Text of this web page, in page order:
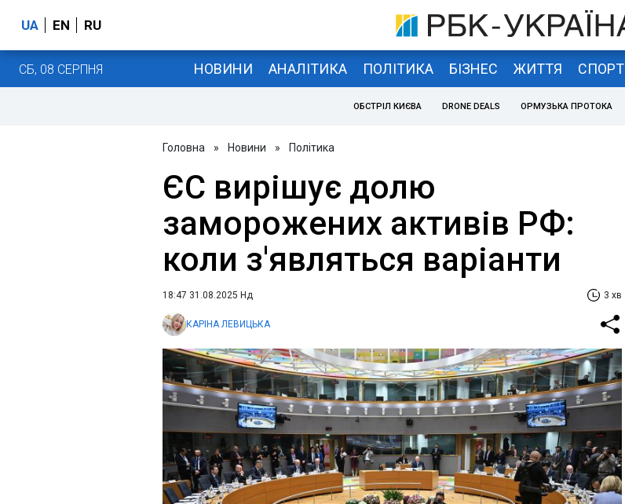
UA EN RU
СБ, 08 СЕРПНЯ НОВИНИ АНАЛІТИКА ПОЛІТИКА БІЗНЕС ЖИТТЯ СПОРТ
ОБСТРІЛ КИЄВА DRONE DEALS ОРМУЗЬКА ПРОТОКА
Головна » Новини » Політика
ЄС вирішує долю
заморожених активів РФ:
коли з'являться варіанти
18:47 31.08.2025 Нд 3 хв
КАРІНА ЛЕВИЦЬКА